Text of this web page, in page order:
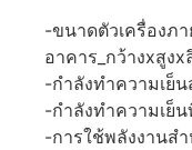
-ขนาดตัวเครื่องภ
อาคาร_กว้างxสูง
-กำลังทำความเย็
-กำลังทำความเย็
-การใช้พลังงานส